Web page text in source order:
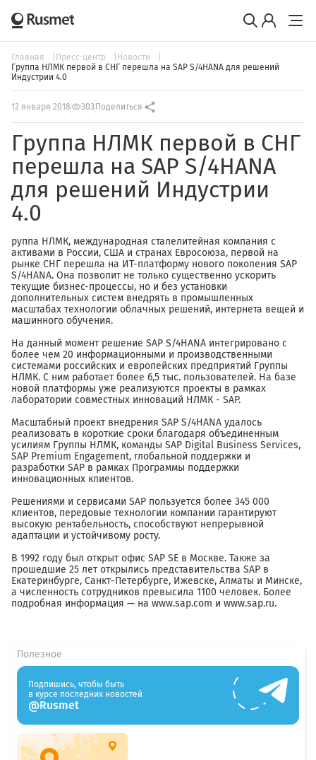
Главная Пресс-центр
Новости
Группа НЛМК первой в СНГ перешла на SAP S/4HANA для решений
Индустрии 4.0
12 января 2018 303 Поделиться
Группа НЛМК первой в СНГ
перешла на SAP S/4HANA
для решений Индустрии
4.0
руппа НЛМК, международная сталелитейная компания с
активами в России, США и странах Евросоюза, первой на
рынке СНГ перешла на ИТ-платформу нового поколения SAP
S/4HANA. Она позволит не только существенно ускорить
текущие бизнес-процессы, но и без установки
дополнительных систем внедрять в промышленных
масштабах технологии облачных решений, интернета вещей и
машинного обучения.
На данный момент решение SAP S/4HANA интегрировано с
более чем 20 информационными и производственными
системами российских и европейских предприятий Группы
НЛМК. С ним работает более 6,5 тыс. пользователей. На базе
новой платформы уже реализуются проекты в рамках
лаборатории совместных инноваций НЛМК - SAP.
Масштабный проект внедрения SAP S/4HANA удалось
реализовать в короткие сроки благодаря объединенным
усилиям Группы НЛМК, команды SAP Digital Business Services,
SAP Premium Engagement, глобальной поддержки и
разработки SAP в рамках Программы поддержки
инновационных клиентов.
Решениями и сервисами SAP пользуется более 345 000
клиентов, передовые технологии компании гарантируют
высокую рентабельность, способствуют непрерывной
адаптации и устойчивому росту.
В 1992 году был открыт офис SAP SE в Москве. Также за
прошедшие 25 лет открылись представительства SAP в
Екатеринбурге, Санкт-Петербурге, Ижевске, Алматы и Минске,
а численность сотрудников превысила 1100 человек. Более
подробная информация — на www.sap.com и www.sap.ru.
Полезное
Подпишись, чтобы быть
в курсе последних новостей
@Rusmet